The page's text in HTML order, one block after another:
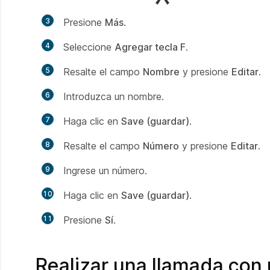
3 Presione Más.
4 Seleccione Agregar tecla F.
5 Resalte el campo Nombre y presione Editar.
6 Introduzca un nombre.
7 Haga clic en Save (guardar).
8 Resalte el campo Número y presione Editar.
9 Ingrese un número.
10 Haga clic en Save (guardar).
11 Presione Sí.